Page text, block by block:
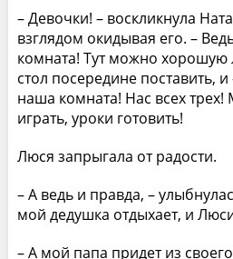
– Девочки! – воскликнула
взглядом окидывая его. –
комната! Тут можно хорошую
стол посередине поставить, и
наша комната! Нас всех трех!
играть, уроки готовить!
Люся запрыгала от радости.
– А ведь и правда, –
мой дедушка отдыхает, и
– А мой папа придет из